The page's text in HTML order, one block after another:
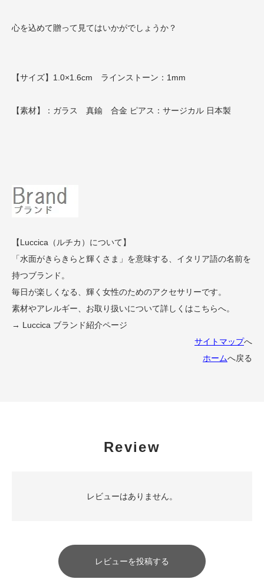
心を込めて贈って見てはいかがでしょうか？
【サイズ】1.0×1.6cm ラインストーン：1mm
【素材】：ガラス 真鍮 合金 ピアス：サージカル 日本製
【Luccica（ルチカ）について】
「水面がきらきらと輝くさま」を意味する、イタリア語の名前を
持つブランド。
毎日が楽しくなる、輝く女性のためのアクセサリーです。
素材やアレルギー、お取り扱いについて詳しくはこちらへ。
→ Luccica ブランド紹介ページ
サイトマップへ
ホームへ戻る
Review
レビューはありません。
レビューを投稿する